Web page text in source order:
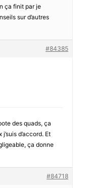
ça finit par je
sur d’autres
#84385
des quads, ça
d’accord. Et
ça donne
#84718